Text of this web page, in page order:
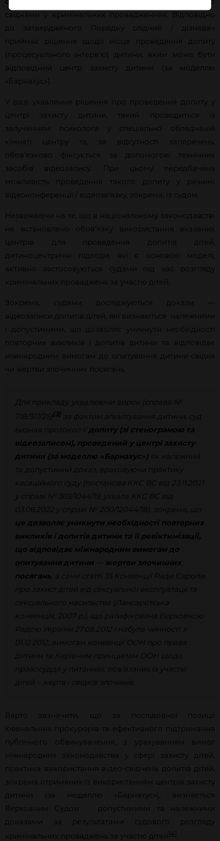
свідками у кримінальних провадженнях. Відповідно
до затвердженого Порядку слідчий / дізнавач
приймає рішення щодо місця проведення допиту
(процесуального інтерв’ю) дитини, яким може бути
відповідний центр захисту дитини (за моделлю
«Барнахус»).
У разі ухвалення рішення про проведення допиту у
центрі захисту дитини, такий проводиться із
залученням психолога у спеціально обладнаній
кімнаті центру та, за відсутності заперечень,
обов’язково фіксується за допомогою технічних
засобів відеозапису. При цьому передбачена
можливість проведення такого допиту у режимі
відеоконференції / відеозв’язку, зокрема, із судом.
Незважаючи на те, що в національному законодавстві
не встановлено обов’язку використання вказаних
центрів для проведення допитів дітей,
дитиноцентричні підходи, які є основою моделі,
активно застосовуються судами під час розгляду
кримінальних проваджень за участю дітей.
Зокрема, судами досліджуються докази —
відеозаписи допитів дітей, які визнаються належними
і допустимими, що дозволяє уникнути необхідності
повторних викликів і допитів дитини та відповідає
міжнародним вимогам до опитування дитини-свідка
чи жертви злочинних посягань.
Для прикладу, ухвалюючи вирок (справа №
718/317/25)
[3]
за фактом зґвалтування дитини, суд
визнав протокол її
допиту (зі стенограмою та
відеозаписом), проведений у центрі захисту
дитини (за моделлю «Барнахус») як належний
та допустимий доказ, враховуючи практику
касаційного суду (постанова ККС ВС від 23.11.2021
у справі № 369/1044/19, ухвала ККС ВС від
03.06.2022 у справі № 200/12044/18), зокрема, що
це дозволяє уникнути необхідності повторних
викликів і допитів дитини та її ревіктимізації,
що відповідає міжнародним вимогам до
опитування дитини
жертви злочинних
посягань , а саме статті 35 Конвенції Ради Європи
про захист дітей від сексуальної експлуатації та
сексуального насильства (Лансаротська
конвенція, 2007 р.), що ратифікована Верховною
Радою України 27.08.2012 і набула чинності з
01.12.2012, вимогам конвенції ООН про права
дитини та Керівним принципам ООН щодо
правосуддя у питаннях, пов’язаних із участю
дітей – жертв і свідків злочинів.
Варто зазначити, що за послідовної позиції
ювенальних прокурорів та ефективного підтримання
публічного обвинувачення, з урахуванням вимог
міжнародних законодавства у сфері захисту дітей,
практика використання відео-свідчень допитів дітей,
зокрема отриманих із використанням центрів захисту
дитини (за моделлю «Барнахус»), визнається
Верховним Судом допустимими та належними
доказами за результатами судового розгляду
кримінальних проваджень за участю дітей